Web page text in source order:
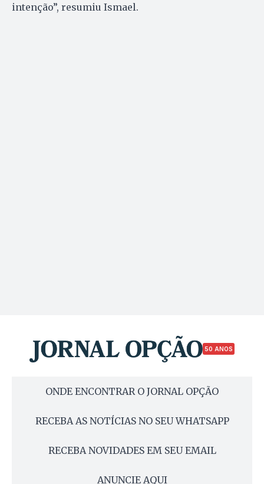
intenção”, resumiu Ismael.
50 ANOS
ONDE ENCONTRAR O JORNAL OPÇÃO
RECEBA AS NOTÍCIAS NO SEU WHATSAPP
RECEBA NOVIDADES EM SEU EMAIL
ANUNCIE AQUI